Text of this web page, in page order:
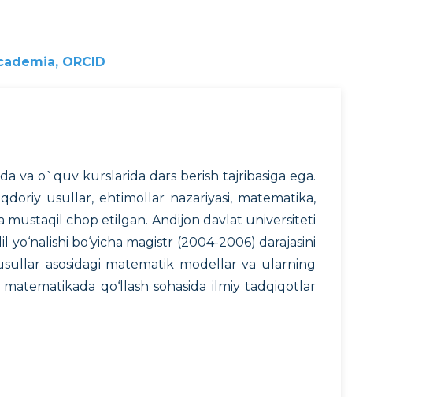
ORCID
va o`quv kurslarida dars berish tajribasiga ega.
usullar, ehtimollar nazariyasi, matematika,
mustaqil chop etilgan. Andijon davlat universiteti
bo‘yicha magistr (2004-2006) darajasini
asosidagi matematik modellar va ularning
qo‘llash sohasida ilmiy tadqiqotlar